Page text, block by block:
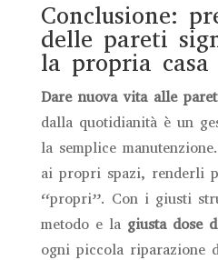
Conclusione:
delle pareti
la propria casa
Dare nuova vita alle
dalla quotidianità è un
la semplice
ai propri spazi, renderli
“propri”. Con i giusti
metodo e la giusta dose
ogni piccola riparazione